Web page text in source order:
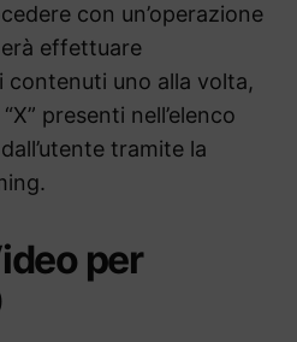
con un’operazione
effettuare
contenuti uno alla volta,
presenti nell’elenco
tramite la
per